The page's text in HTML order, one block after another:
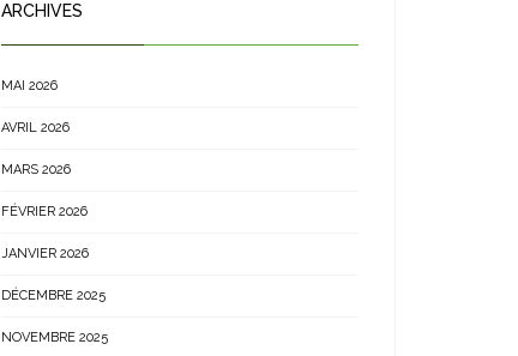
ARCHIVES
MAI 2026
AVRIL 2026
MARS 2026
FÉVRIER 2026
JANVIER 2026
DÉCEMBRE 2025
NOVEMBRE 2025